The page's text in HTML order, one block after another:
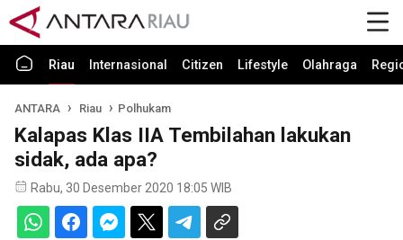
Riau Internasional Citizen Lifestyle Olahraga
ANTARA Riau Polhukam
Kalapas Klas IIA Tembilahan lakukan
sidak, ada apa?
Rabu, 30 Desember 2020 18:05 WIB